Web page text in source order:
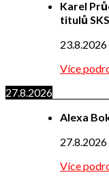
Karel
titulů
23.8.2026
Více
27.8.2026
Alexa
27.8.2026
Více